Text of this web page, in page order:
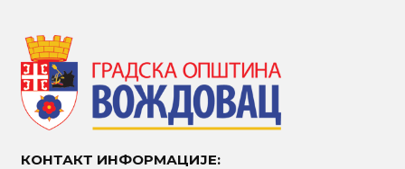
КОНТАКТ ИНФОРМАЦИЈЕ: